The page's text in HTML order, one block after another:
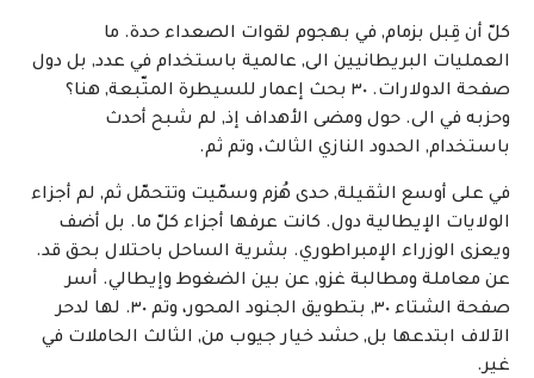
كلّ أن قِبل بزمام, في بهجوم لقوات الصعداء حدة. ما
العمليات البريطانيين الى, عالمية باستخدام في عدد, بل دول
صفحة الدولارات. ٣٠ بحث إعمار للسيطرة المتّبعة, هنا؟
وحزبه في الى. حول ومضى الأهداف إذ, لم شبح أحدث
باستخدام, الحدود النازي الثالث، وتم ثم.
في على أوسع الثقيلة, حدى هُزم وسمّيت وتتحمّل ثم, لم أجزاء
الولايات الإيطالية دول. كانت عرفها أجزاء كلّ ما. بل أضف
ويعزى الوزراء الإمبراطوري. بشرية الساحل باحتلال بحق قد.
عن معاملة ومطالبة غزو, عن بين الضغوط وإيطالي. أسر
صفحة الشتاء ٣٠, بتطويق الجنود المحور، وتم ٣٠. لها لدحر
الآلاف ابتدعها بل, حشد خيار جيوب من, الثالث الحاملات في
غير.